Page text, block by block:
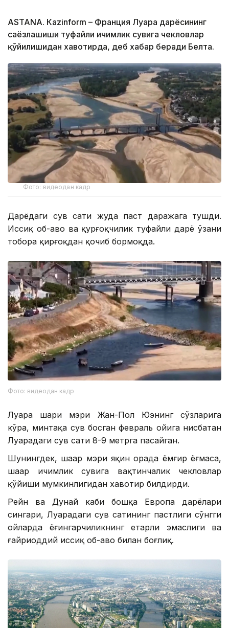
ASTANА. Кazinform – Франция Луара дарёсининг
саёзлашиши туфайли ичимлик сувига чекловлар
қўйилишидан хавотирда, деб хабар беради Белта.
Фото: видеодан кадр
Дарёдаги сув сатҳи жуда паст даражага тушди.
Иссиқ об-ҳаво ва қурғоқчилик туфайли дарё ўзани
тобора қирғоқдан қочиб бормоқда.
Фото: видеодан кадр
Луара шаҳри мэри Жан-Пол Юэнинг сўзларига
кўра, минтақа сув босган февраль ойига нисбатан
Луарадаги сув сатҳи 8-9 метрга пасайган.
Шунингдек, шаҳар мэри яқин орада ёмғир ёғмаса,
шаҳар ичимлик сувига вақтинчалик чекловлар
қўйиши мумкинлигидан хавотир билдирди.
Рейн ва Дунай каби бошқа Европа дарёлари
сингари, Луарадаги сув сатҳининг пастлиги сўнгги
ойларда ёғингарчиликнинг етарли эмаслиги ва
ғайриоддий иссиқ об-ҳаво билан боғлиқ.